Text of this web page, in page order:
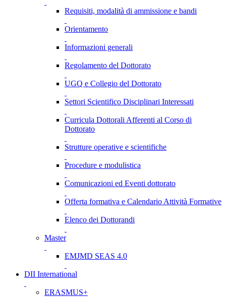
Requisiti, modalità di ammissione e bandi
Orientamento
Informazioni generali
Regolamento del Dottorato
UGQ e Collegio del Dottorato
Settori Scientifico Disciplinari Interessati
Curricula Dottorali Afferenti al Corso di
Dottorato
Strutture operative e scientifiche
Procedure e modulistica
Comunicazioni ed Eventi dottorato
Offerta formativa e Calendario Attività Formative
Elenco dei Dottorandi
Master
EMJMD SEAS 4.0
DII International
ERASMUS+